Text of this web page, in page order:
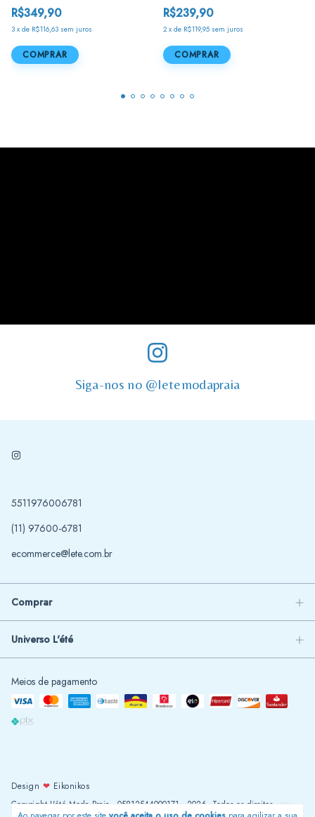
R$349,90
3 x de R$116,63 sem juros
COMPRAR
R$239,90
2 x de R$119,95 sem juros
COMPRAR
Siga-nos no @letemodapraia
5511976006781
(11) 97600-6781
ecommerce@lete.com.br
Comprar
Universo L'été
Meios de pagamento
Design ❤ Eikonikos
Copyright L'été Moda Praia - 05812544000171 - 2026. Todos os direitos